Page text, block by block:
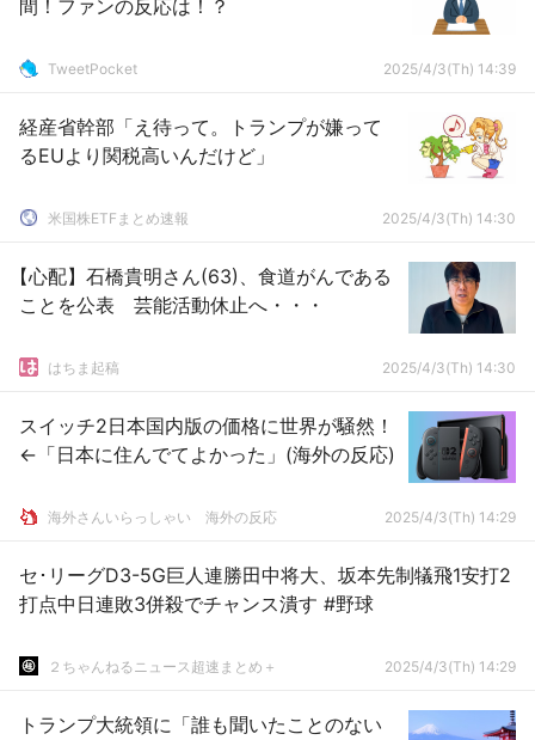
間！ファンの反応は！？
TweetPocket 2025/4/3(Th) 14:39
経産省幹部「え待って。トランプが嫌って
るEUより関税高いんだけど」
米国株ETFまとめ速報 2025/4/3(Th) 14:30
【心配】石橋貴明さん(63)、食道がんである
ことを公表 芸能活動休止へ・・・
はちま起稿 2025/4/3(Th) 14:30
スイッチ2日本国内版の価格に世界が騒然！
←「日本に住んでてよかった」(海外の反応)
海外さんいらっしゃい 海外の反応 2025/4/3(Th) 14:29
セ･リーグD3-5G巨人連勝田中将大、坂本先制犠飛1安打2
打点中日連敗3併殺でチャンス潰す #野球
２ちゃんねるニュース超速まとめ＋ 2025/4/3(Th) 14:29
トランプ大統領に「誰も聞いたことのない